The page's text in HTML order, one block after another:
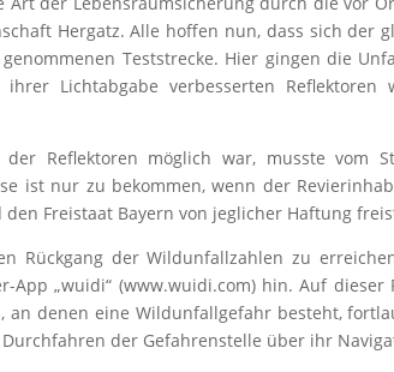
Hergatz. Alle hoffen nun, dass sich der
Teststrecke. Hier gingen die
Lichtabgabe verbesserten
Reflektoren möglich war, musste vom
ist nur zu bekommen, wenn der
Freistaat Bayern von jeglicher Haftung
Rückgang der Wildunfallzahlen zu
App „wuidi“ (www.wuidi.com) hin. Auf
an denen eine Wildunfallgefahr besteht,
der Gefahrenstelle über ihr